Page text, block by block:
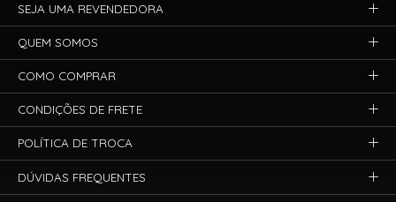
SEJA UMA REVENDEDORA
QUEM SOMOS
COMO COMPRAR
CONDIÇÕES DE FRETE
POLÍTICA DE TROCA
DÚVIDAS FREQUENTES